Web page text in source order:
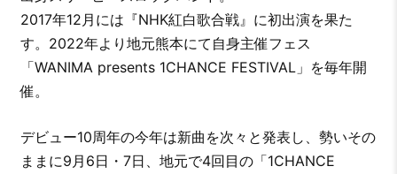
2017年12月には『NHK紅白歌合戦』に初出演を果た
す。2022年より地元熊本にて自身主催フェス
「WANIMA presents 1CHANCE FESTIVAL」を毎年開
催。
デビュー10周年の今年は新曲を次々と発表し、勢いその
ままに9月6日・7日、地元で4回目の「1CHANCE